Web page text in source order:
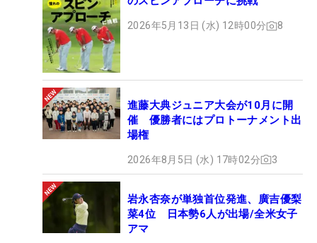
2026年5月13日 (水) 12時00分 8
進藤大典ジュニア大会が10月に開
催 優勝者にはプロトーナメント出
場権
2026年8月5日 (水) 17時02分 3
岩永杏奈が単独首位発進、廣吉優梨
菜4位 日本勢6人が出場/全米女子
アマ